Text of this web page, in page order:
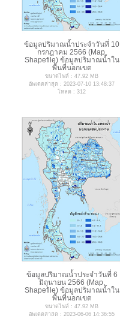
ข้อมูลปริมาณน้ำประจำวันที่ 10
กรกฎาคม 2566 (Map,
Shapefile) ข้อมูลปริมาณน้ำใน
พื้นที่นอกเขต
ขนาดไฟล์ : 47.92 MB
อัพเดตล่าสุด : 2023-07-10 13:48:37
โหลด : 312
ข้อมูลปริมาณน้ำประจำวันที่ 6
มิถุนายน 2566 (Map,
Shapefile) ข้อมูลปริมาณน้ำใน
พื้นที่นอกเขต
ขนาดไฟล์ : 47.92 MB
อัพเดตล่าสุด : 2023-06-06 14:36:55